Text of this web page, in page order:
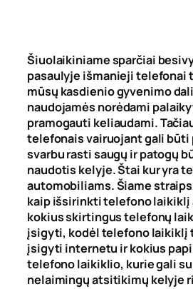
Šiuolaikiniame sparčiai
pasaulyje išmanieji telefonai
mūsų kasdienio gyvenimo
naudojamės norėdami
pramogauti keliaudami.
telefonais vairuojant gali būti
svarbu rasti saugų ir patogų
naudotis kelyje. Štai kur yra
automobiliams. Šiame
kaip išsirinkti telefono
kokius skirtingus telefonų
įsigyti, kodėl telefono laikiklį
įsigyti internetu ir kokius
telefono laikiklio, kurie gali
nelaimingų atsitikimų kelyje